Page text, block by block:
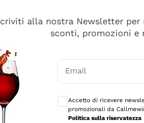
è male ma secondo me ci sono
alla nostra Newsletter per
sconti, promozioni e
Email
Accetto di ricevere
promozionali da
Politica sulla riservatezza